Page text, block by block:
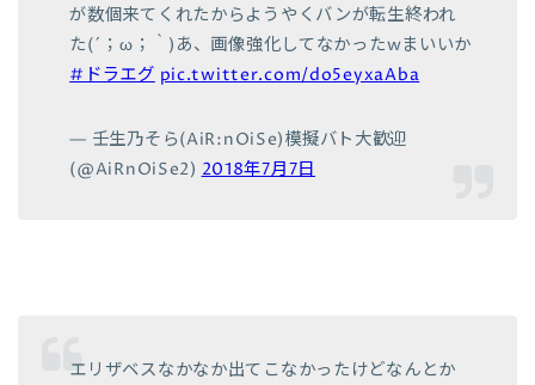
が数個来てくれたからようやくバンが転生終われ
た(´；ω；｀)あ、画像強化してなかったwまいいか
#ドラエグ pic.twitter.com/do5eyxaAba
— 壬生乃そら(AiR:nOiSe)模擬バト大歓迎
(@AiRnOiSe2) 2018年7月7日
エリザベスなかなか出てこなかったけどなんとか